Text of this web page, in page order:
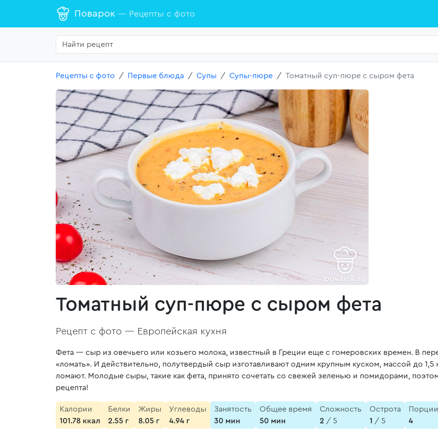
Поварок — Рецепты с фото
Рецепты с фото Первые блюда Супы Супы-пюре Томатный суп-пюре с сыром фета
Томатный суп-пюре с сыром фета
Рецепт с фото — Европейская кухня
Фета — сыр из овечьего или козьего молока, известный в Греции еще с гомеровских времен. В
«ломать». И действительно, полутвердый сыр изготавливают одним крупным куском, массой до
ломают. Молодые сыры, такие как фета, принято сочетать со свежей зеленью и помидорами,
рецепта!
Калории
101.78 ккал
Белки
2.55 г
Жиры
8.05 г
Углеводы
4.94 г
Занятость
30 мин
Общее время
50 мин
Сложность
2 / 5
Острота
1 / 5
Порции
4